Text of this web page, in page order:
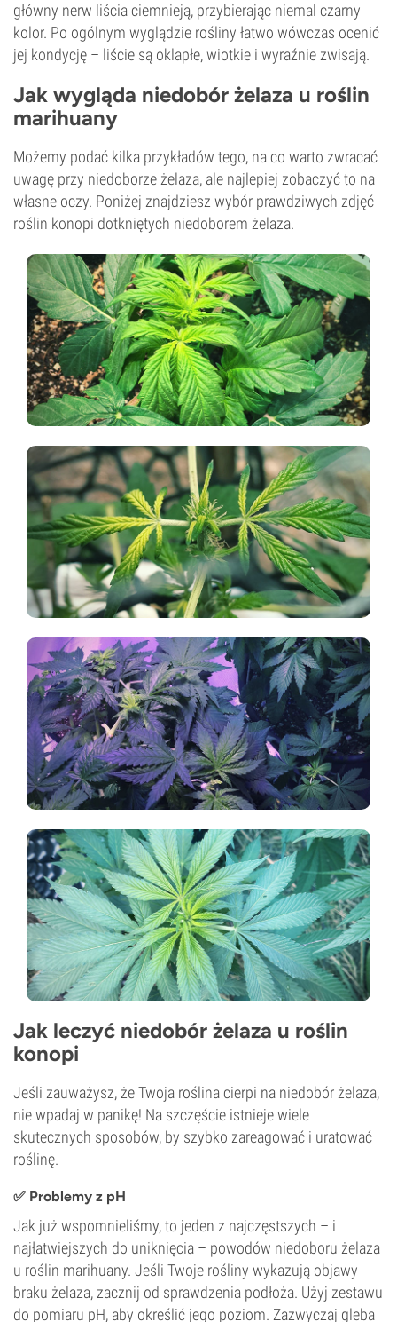
główny nerw liścia ciemnieją, przybierając niemal czarny
kolor. Po ogólnym wyglądzie rośliny łatwo wówczas ocenić
jej kondycję – liście są oklapłe, wiotkie i wyraźnie zwisają.
Jak wygląda niedobór żelaza u roślin
marihuany
Możemy podać kilka przykładów tego, na co warto zwracać
uwagę przy niedoborze żelaza, ale najlepiej zobaczyć to na
własne oczy. Poniżej znajdziesz wybór prawdziwych zdjęć
roślin konopi dotkniętych niedoborem żelaza.
Jak leczyć niedobór żelaza u roślin
konopi
Jeśli zauważysz, że Twoja roślina cierpi na niedobór żelaza,
nie wpadaj w panikę! Na szczęście istnieje wiele
skutecznych sposobów, by szybko zareagować i uratować
roślinę.
✅ Problemy z pH
Jak już wspomnieliśmy, to jeden z najczęstszych – i
najłatwiejszych do uniknięcia – powodów niedoboru żelaza
u roślin marihuany. Jeśli Twoje rośliny wykazują objawy
braku żelaza, zacznij od sprawdzenia podłoża. Użyj zestawu
do pomiaru pH, aby określić jego poziom. Zazwyczaj gleba